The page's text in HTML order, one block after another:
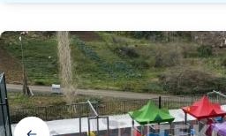
Galerij